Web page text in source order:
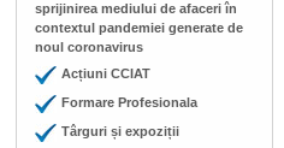
sprijinirea mediului de afaceri în
contextul pandemiei generate de
noul coronavirus
Acțiuni CCIAT
Formare Profesionala
Târguri și expoziții